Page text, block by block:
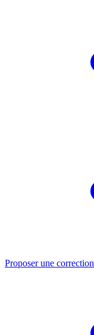
Proposer une correction